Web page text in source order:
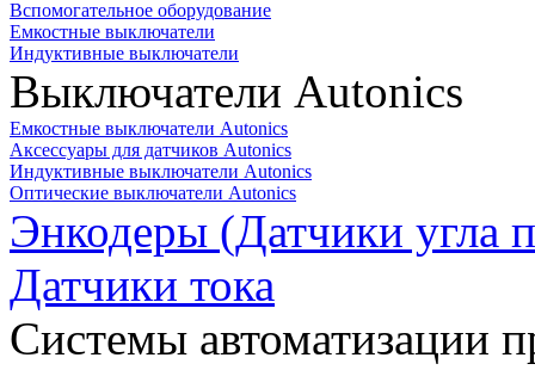
Вспомогательное оборудование
Емкостные выключатели
Индуктивные выключатели
Выключатели Autonics
Емкостные выключатели Autonics
Аксессуары для датчиков Autonics
Индуктивные выключатели Autonics
Оптические выключатели Autonics
Энкодеры (Датчики угла
Датчики тока
Системы автоматизации